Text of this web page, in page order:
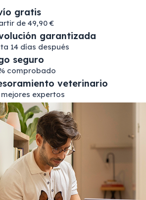
gratis
de 49,90 €
garantizada
14 días después
seguro
comprobado
veterinario
mejores expertos